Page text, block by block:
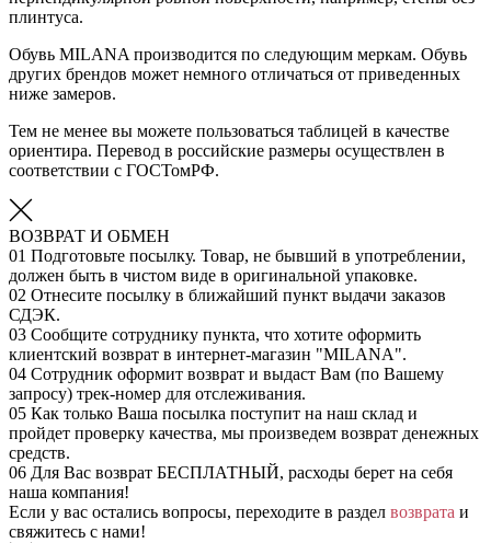
плинтуса.
Обувь MILANA производится по следующим меркам. Обувь
других брендов может немного отличаться от приведенных
ниже замеров.
Тем не менее вы можете пользоваться таблицей в качестве
ориентира. Перевод в российские размеры осуществлен в
соответствии с ГОСТомРФ.
ВОЗВРАТ И ОБМЕН
01 Подготовьте посылку. Товар, не бывший в употреблении,
должен быть в чистом виде в оригинальной упаковке.
02 Отнесите посылку в ближайший пункт выдачи заказов
СДЭК.
03 Сообщите сотруднику пункта, что хотите оформить
клиентский возврат в интернет-магазин "MILANA".
04 Сотрудник оформит возврат и выдаст Вам (по Вашему
запросу) трек-номер для отслеживания.
05 Как только Ваша посылка поступит на наш склад и
пройдет проверку качества, мы произведем возврат денежных
средств.
06 Для Вас возврат БЕСПЛАТНЫЙ, расходы берет на себя
наша компания!
Если у вас остались вопросы, переходите в раздел возврата и
свяжитесь с нами!